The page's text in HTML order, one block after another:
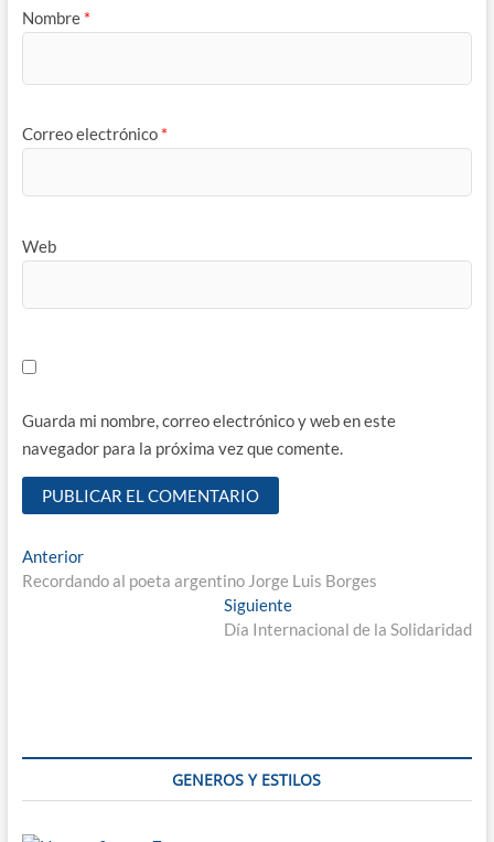
Nombre *
Correo electrónico *
Web
Guarda mi nombre, correo electrónico y web en este
navegador para la próxima vez que comente.
Navegación
de
AnteriorEntrada
anterior:
Recordando al poeta argentino Jorge Luis Borges
SiguienteEntrada
siguiente:
Día Internacional de la Solidaridad
GENEROS Y ESTILOS